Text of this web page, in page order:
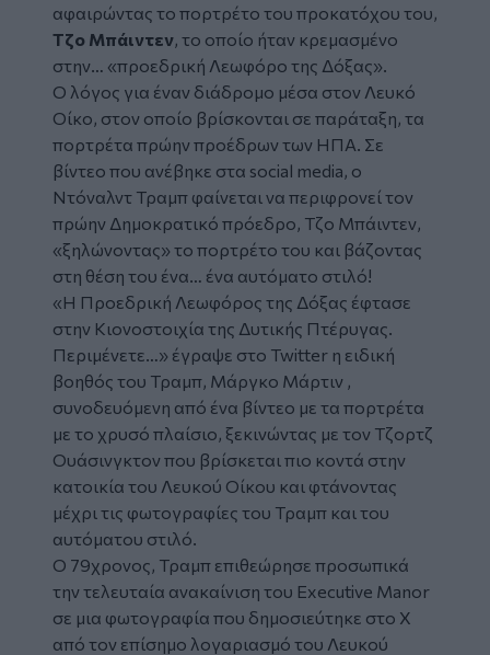
αφαιρώντας το πορτρέτο του προκατόχου του,
Τζο Μπάιντεν, το οποίο ήταν κρεμασμένο
στην… «προεδρική Λεωφόρο της Δόξας».
Ο λόγος για έναν διάδρομο μέσα στον Λευκό
Οίκο, στον οποίο βρίσκονται σε παράταξη, τα
πορτρέτα πρώην προέδρων των ΗΠΑ. Σε
βίντεο που ανέβηκε στα social media, ο
Ντόναλντ Τραμπ φαίνεται να περιφρονεί τον
πρώην Δημοκρατικό πρόεδρο, Τζο Μπάιντεν,
«ξηλώνοντας» το πορτρέτο του και βάζοντας
στη θέση του ένα… ένα αυτόματο στιλό!
«Η Προεδρική Λεωφόρος της Δόξας έφτασε
στην Κιονοστοιχία της Δυτικής Πτέρυγας.
Περιμένετε…» έγραψε στο Twitter η ειδική
βοηθός του Τραμπ, Μάργκο Μάρτιν ,
συνοδευόμενη από ένα βίντεο με τα πορτρέτα
με το χρυσό πλαίσιο, ξεκινώντας με τον Τζορτζ
Ουάσινγκτον που βρίσκεται πιο κοντά στην
κατοικία του Λευκού Οίκου και φτάνοντας
μέχρι τις φωτογραφίες του Τραμπ και του
αυτόματου στιλό.
Ο 79χρονος, Τραμπ επιθεώρησε προσωπικά
την τελευταία ανακαίνιση του Executive Manor
σε μια φωτογραφία που δημοσιεύτηκε στο X
από τον επίσημο λογαριασμό του Λευκού